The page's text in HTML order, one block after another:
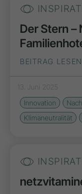
Der Stern –
BEITRAG LESEN
13. Juni 2025
Innovation
Klimaneutralität